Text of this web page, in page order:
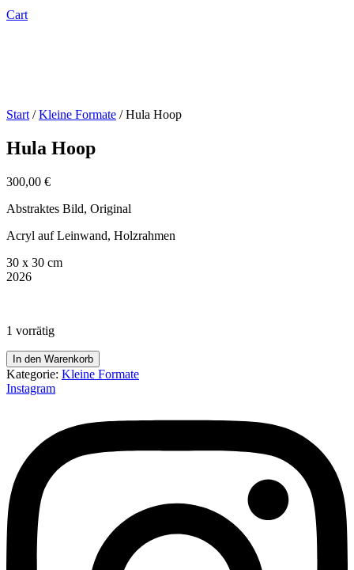
Cart
Start /Kleine Formate / Hula Hoop
Hula Hoop
300,00 €
Abstraktes Bild, Original
Acryl auf Leinwand, Holzrahmen
30 x 30 cm
2026
1 vorrätig
Hula
Hoop
Menge
In den Warenkorb
Kategorie: Kleine Formate
Instagram